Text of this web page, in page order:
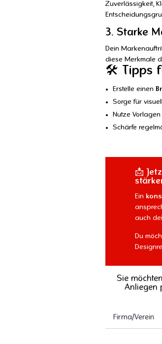
Zuverlässigkeit,
3. Starke
Dein
diese Merkmale
🛠️ Tipps
Erstelle einen
Sorge für
Nutze
Schärfe
📩
Ein
auch
Du
Sie
Anliegen